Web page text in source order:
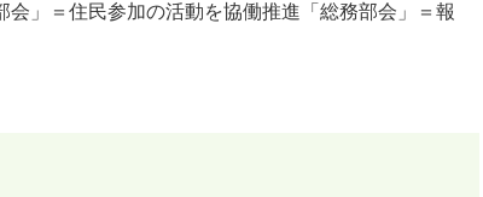
」＝住民参加の活動を協働推進「総務部会」＝報